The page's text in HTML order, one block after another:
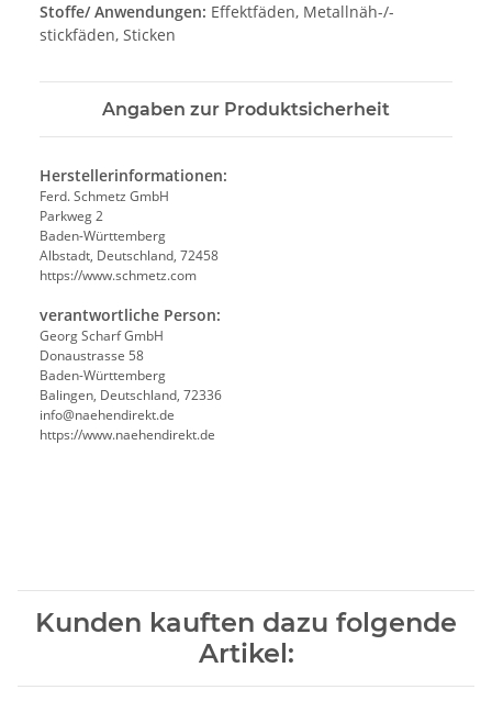
Stoffe/ Anwendungen: Effektfäden, Metallnäh-/-
stickfäden, Sticken
Angaben zur Produktsicherheit
Herstellerinformationen:
Ferd. Schmetz GmbH
Parkweg 2
Baden-Württemberg
Albstadt, Deutschland, 72458
https://www.schmetz.com
verantwortliche Person:
Georg Scharf GmbH
Donaustrasse 58
Baden-Württemberg
Balingen, Deutschland, 72336
info@naehendirekt.de
https://www.naehendirekt.de
Kunden kauften dazu folgende
Artikel: